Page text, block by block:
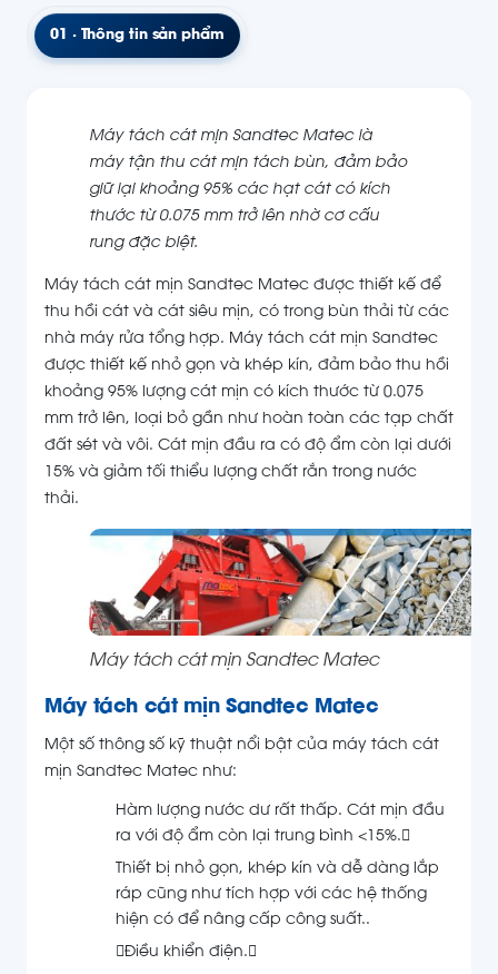
01 · Thông tin sản phẩm
Máy tách cát mịn Sandtec Matec là
máy tận thu cát mịn tách bùn, đảm bảo
giữ lại khoảng 95% các hạt cát có kích
thước từ 0.075 mm trở lên nhờ cơ cấu
rung đặc biệt.
Máy tách cát mịn Sandtec Matec được thiết kế để
thu hồi cát và cát siêu mịn, có trong bùn thải từ các
nhà máy rửa tổng hợp. Máy tách cát mịn Sandtec
được thiết kế nhỏ gọn và khép kín, đảm bảo thu hồi
khoảng 95% lượng cát mịn có kích thước từ 0.075
mm trở lên, loại bỏ gần như hoàn toàn các tạp chất
đất sét và vôi. Cát mịn đầu ra có độ ẩm còn lại dưới
15% và giảm tối thiểu lượng chất rắn trong nước
thải.
Máy tách cát mịn Sandtec Matec
Máy tách cát mịn Sandtec Matec
Một số thông số kỹ thuật nổi bật của máy tách cát
mịn Sandtec Matec như:
Hàm lượng nước dư rất thấp. Cát mịn đầu
ra với độ ẩm còn lại trung bình <15%.
Thiết bị nhỏ gọn, khép kín và dễ dàng lắp
ráp cũng như tích hợp với các hệ thống
hiện có để nâng cấp công suất..
Điều khiển điện.